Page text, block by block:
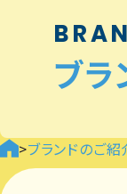
ブラ
>ブランドのご紹